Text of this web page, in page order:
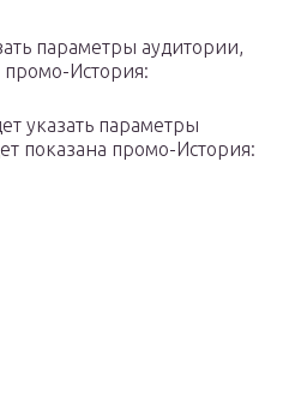
параметры аудитории,
промо-История:
указать параметры
показана промо-История: